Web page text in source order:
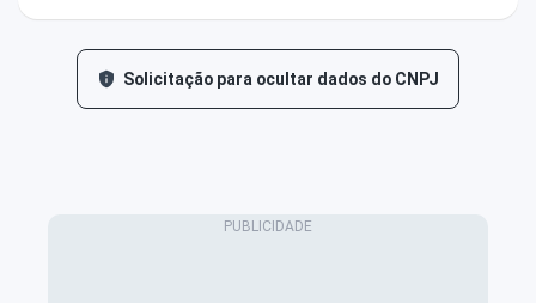
Solicitação para ocultar dados do CNPJ